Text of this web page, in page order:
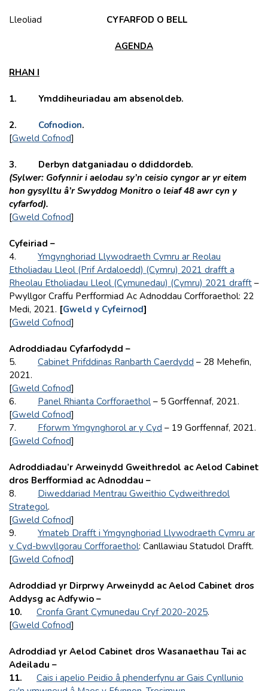
Lleoliad CYFARFOD O BELL
AGENDA
RHAN I
1. Ymddiheuriadau am absenoldeb.
2. Cofnodion.
[Gweld Cofnod]
3. Derbyn datganiadau o ddiddordeb.
(Sylwer: Gofynnir i aelodau sy’n ceisio cyngor ar yr eitem
hon gysylltu â’r Swyddog Monitro o leiaf 48 awr cyn y
cyfarfod).
[Gweld Cofnod]
Cyfeiriad –
4. Ymgynghoriad Llywodraeth Cymru ar Reolau
Etholiadau Lleol (Prif Ardaloedd) (Cymru) 2021 drafft a
Rheolau Etholiadau Lleol (Cymunedau) (Cymru) 2021 drafft –
Pwyllgor Craffu Perfformiad Ac Adnoddau Corfforaethol: 22
Medi, 2021. [Gweld y Cyfeirnod]
[Gweld Cofnod]
Adroddiadau Cyfarfodydd –
5. Cabinet Prifddinas Ranbarth Caerdydd – 28 Mehefin,
2021.
[Gweld Cofnod]
6. Panel Rhianta Corfforaethol – 5 Gorffennaf, 2021.
[Gweld Cofnod]
7. Fforwm Ymgynghorol ar y Cyd – 19 Gorffennaf, 2021.
[Gweld Cofnod]
Adroddiadau’r Arweinydd Gweithredol ac Aelod Cabinet
dros Berfformiad ac Adnoddau –
8. Diweddariad Mentrau Gweithio Cydweithredol
Strategol.
[Gweld Cofnod]
9. Ymateb Drafft i Ymgynghoriad Llywodraeth Cymru ar
y Cyd-bwyllgorau Corfforaethol: Canllawiau Statudol Drafft.
[Gweld Cofnod]
Adroddiad yr Dirprwy Arweinydd ac Aelod Cabinet dros
Addysg ac Adfywio –
10. Cronfa Grant Cymunedau Cryf 2020-2025.
[Gweld Cofnod]
Adroddiad yr Aelod Cabinet dros Wasanaethau Tai ac
Adeiladu –
11. Cais i apelio Peidio â phenderfynu ar Gais Cynllunio